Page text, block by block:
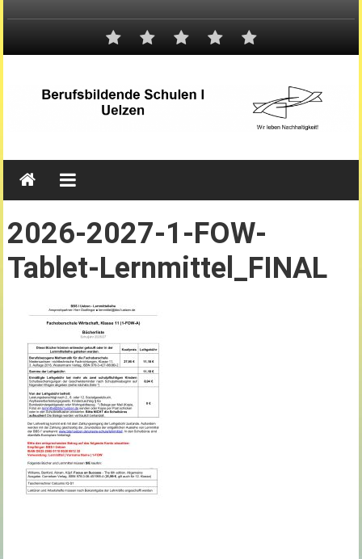
2026-2027-1-FOW-
Tablet-Lernmittel_FINAL